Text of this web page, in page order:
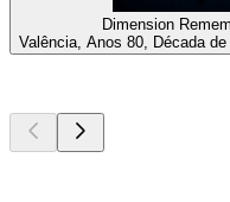
Dimension
Valência, Anos 80, Década